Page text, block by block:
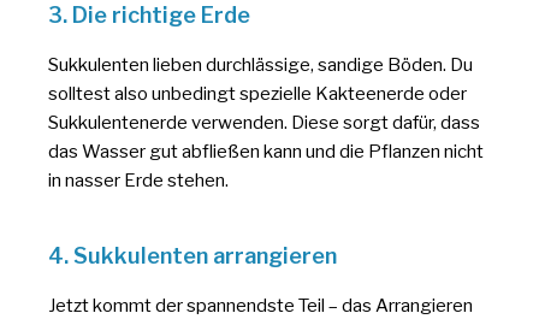
3. Die richtige Erde
Sukkulenten lieben durchlässige, sandige Böden. Du
solltest also unbedingt spezielle Kakteenerde oder
Sukkulentenerde verwenden. Diese sorgt dafür, dass
das Wasser gut abfließen kann und die Pflanzen nicht
in nasser Erde stehen.
4. Sukkulenten arrangieren
Jetzt kommt der spannendste Teil – das Arrangieren